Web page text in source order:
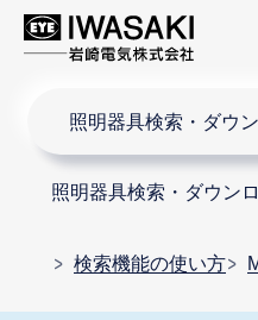
照明器具検索・ダウ
照明器具検索・ダウン
検索機能の使い方